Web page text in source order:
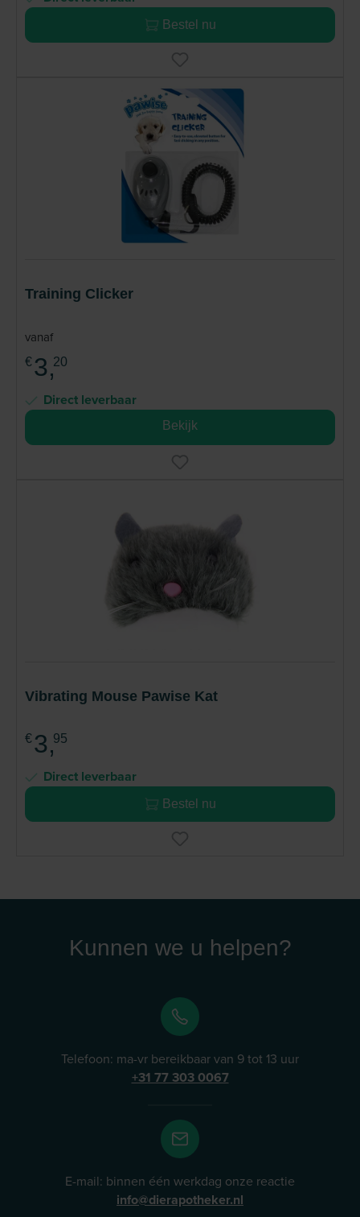
Bestel nu
Training Clicker
vanaf
€ 3,20
Direct leverbaar
Bekijk
Vibrating Mouse Pawise Kat
€ 3,95
Direct leverbaar
Bestel nu
Kunnen we u helpen?
Telefoon: ma-vr bereikbaar van 9 tot 13 uur
+31 77 303 0067
E-mail: binnen één werkdag onze reactie
info@dierapotheker.nl